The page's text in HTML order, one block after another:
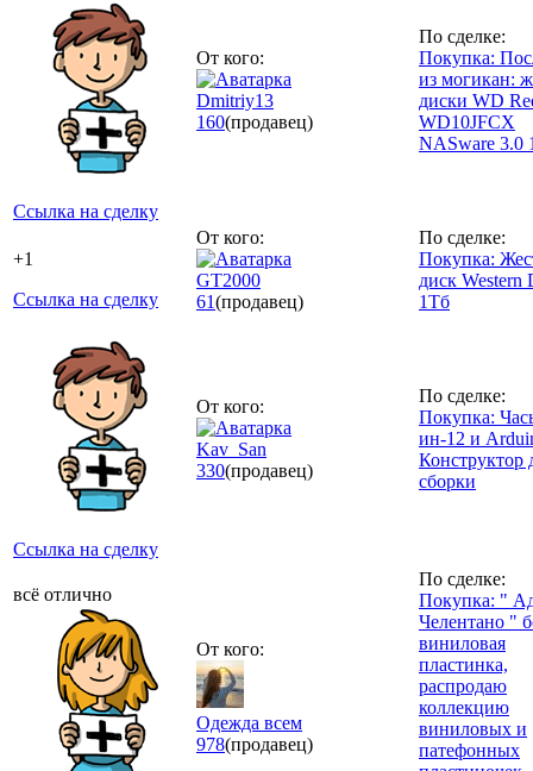
Ссылка на сделку
От кого:
Dmitriy13
160(продавец)
По сделке:
Покупка:
из могикан:
диски WD
WD10JFCX
NASware 3.0
+1
Ссылка на сделку
От кого:
GT2000
61(продавец)
По сделке:
Покупка:
диск Western
1Тб
Ссылка на сделку
От кого:
Kav_San
330(продавец)
По сделке:
Покупка:
ин-12 и
Конструктор
сборки
всё отлично
От кого:
Одежда всем
978(продавец)
По сделке:
Покупка: "
Челентано "
виниловая
пластинка,
распродаю
коллекцию
виниловых и
патефонных